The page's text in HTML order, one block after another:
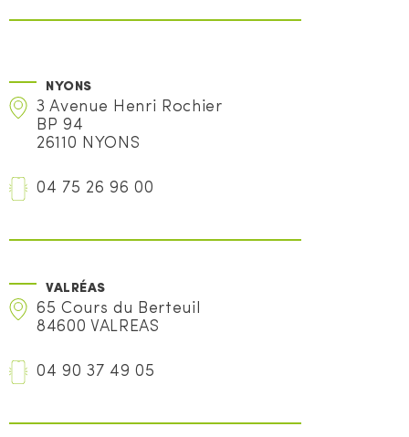
NYONS
3 Avenue Henri Rochier
BP 94
26110 NYONS
04 75 26 96 00
VALRÉAS
65 Cours du Berteuil
84600 VALREAS
04 90 37 49 05